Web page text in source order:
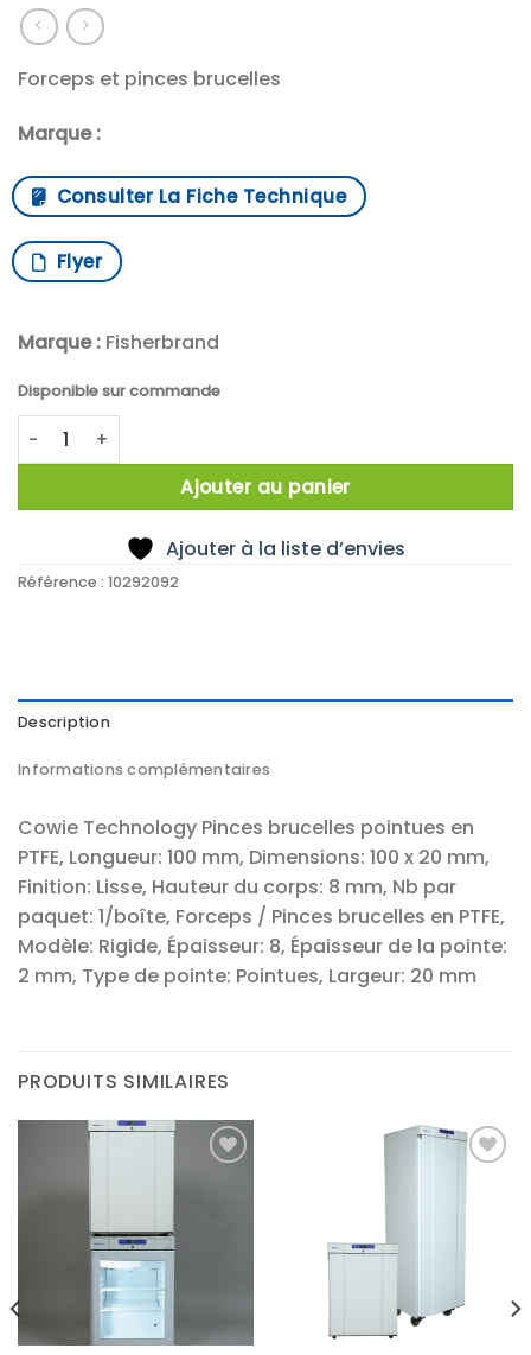
Forceps et pinces brucelles
Marque :
Consulter La Fiche Technique
Flyer
Marque : Fisherbrand
Disponible sur commande
quantité de PINCE PTFE 100MM POINTE FINE
Ajouter au panier
Ajouter à la liste d’envies
Référence : 10292092
Description
Informations complémentaires
Cowie Technology Pinces brucelles pointues en
PTFE, Longueur: 100 mm, Dimensions: 100 x 20 mm,
Finition: Lisse, Hauteur du corps: 8 mm, Nb par
paquet: 1/boîte, Forceps / Pinces brucelles en PTFE,
Modèle: Rigide, Épaisseur: 8, Épaisseur de la pointe:
2 mm, Type de pointe: Pointues, Largeur: 20 mm
PRODUITS SIMILAIRES